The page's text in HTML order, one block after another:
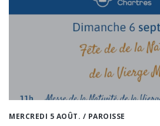
MERCREDI 5 AOÛT. / PAROISSE